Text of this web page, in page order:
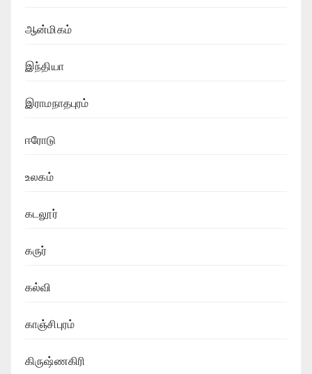
ஆன்மிகம்
இந்தியா
இராமநாதபுரம்
ஈரோடு
உலகம்
கடலூர்
கருர்
கல்வி
காஞ்சிபுரம்
கிருஷ்ணகிரி